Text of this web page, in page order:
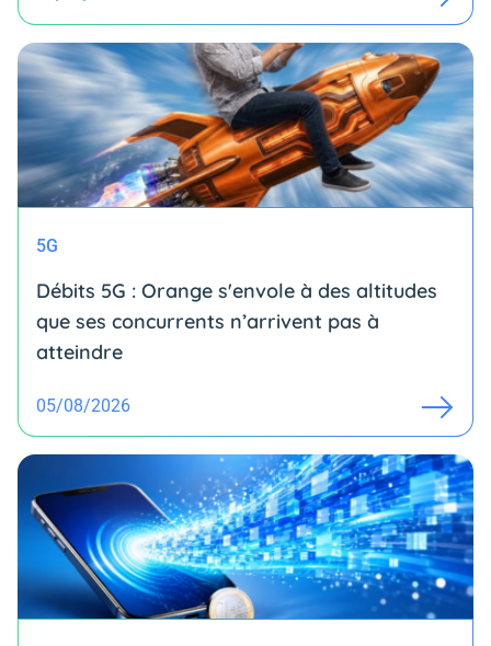
5G
Débits 5G : Orange s'envole à des altitudes
que ses concurrents n’arrivent pas à
atteindre
05/08/2026